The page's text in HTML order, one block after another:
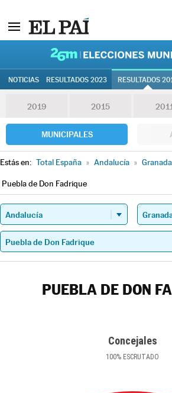
NOTICIAS RESULTADOS 2023 RESULTADOS
2019 2015 2011
MUNICIPALES
Estás en: Total España » Andalucía » Granada
Puebla de Don Fadrique
PUEBLA DE DON
Concejales
100% ESCRUTADO